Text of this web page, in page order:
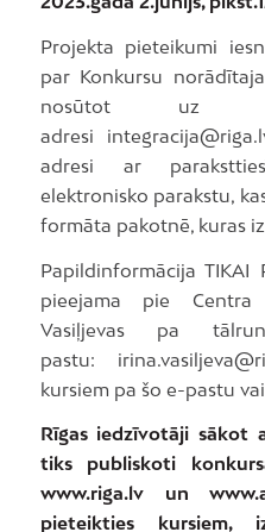
Projekta pieteikumi
par Konkursu
nosūtot uz
adresi
adresi ar
elektronisko parakstu,
formāta pakotnē, kuras
Papildinformācija TIKAI
pieejama pie Centra
Vasiļjevas pa
pastu:
kursiem pa šo e-pastu
Rīgas iedzīvotāji sākot
tiks publiskoti
www.riga.lv un
pieteikties kursiem,